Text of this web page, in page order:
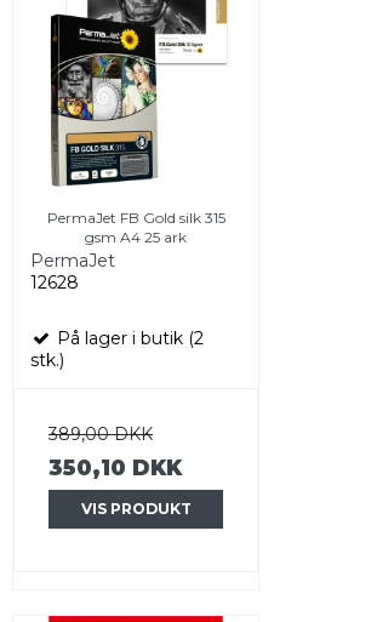
PermaJet FB Gold silk 315
gsm A4 25 ark
PermaJet
12628
På lager i butik (2
stk.)
389,00 DKK
350,10 DKK
VIS PRODUKT